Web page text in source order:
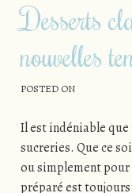
Desserts
nouvelles
POSTED ON
Il est indéniable que
sucreries. Que ce
ou simplement
préparé est